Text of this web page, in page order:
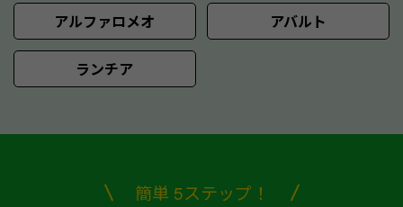
アルファロメオ アバルト
ランチア
簡単 5ステップ！